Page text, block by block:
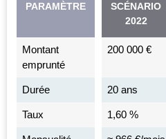
PARAMÈTRE
SCÉNARIO
2022
Montant
emprunté
200 000 €
Durée 20 ans
Taux 1,60 %